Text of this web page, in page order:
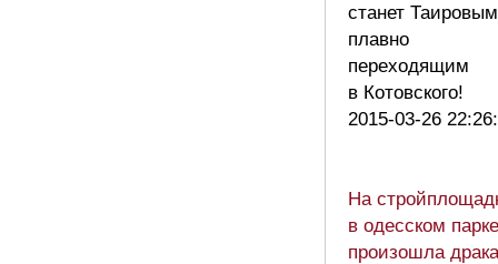
станет Таировым
плавно
переходящим
в Котовского!
2015-03-26
На
в одесском парке
произошла драка